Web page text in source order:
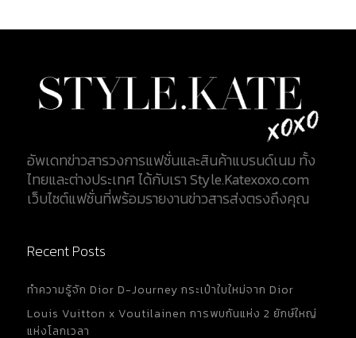
อัพเดทข่าวสารวงการแฟชั่นและสินค้าแบรนด์เนม ทั้ง
ไทยและต่างประเทศ ได้กับเรา Style.Katexoxo.com
เว็บไซต์แฟชั่นที่พร้อมรายงานข่าวสารส่งตรงถึงคุณ
Recent Posts
ทำความรู้จัก Dior D-Journey กระเป๋าใบใหม่จาก Dior
Louis Vuitton x Voutilainen การพบกันแห่ง 2 ยักษ์ใหญ่
แห่งโลกเวลา